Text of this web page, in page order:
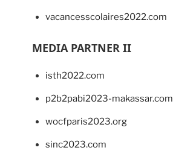
vacancesscolaires2022.com
MEDIA PARTNER II
isth2022.com
p2b2pabi2023-makassar.com
wocfparis2023.org
sinc2023.com